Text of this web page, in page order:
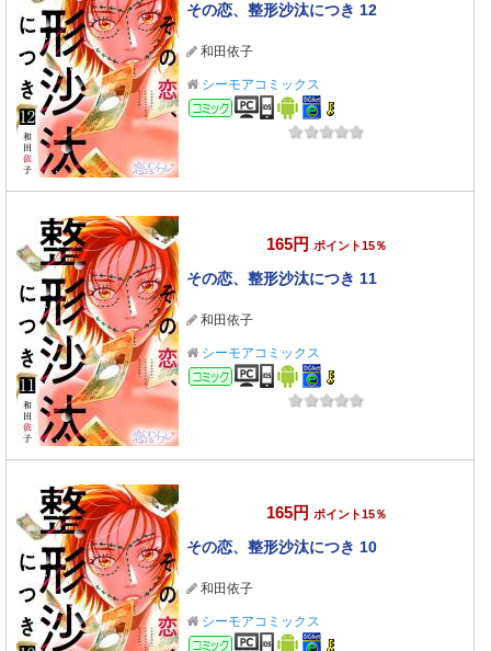
その恋、整形沙汰につき 12
和田依子
シーモアコミックス
コミック
165円 ポイント15％
その恋、整形沙汰につき 11
和田依子
シーモアコミックス
コミック
165円 ポイント15％
その恋、整形沙汰につき 10
和田依子
シーモアコミックス
コミック